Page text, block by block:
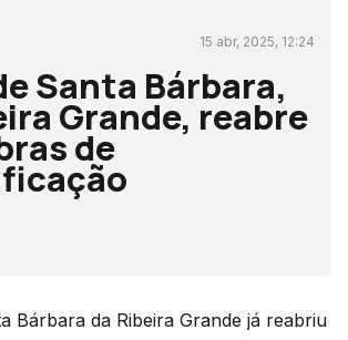
15 abr, 2025, 12:24
Santa Bárbara,
Grande, reabre
de
Bárbara da Ribeira Grande já reabriu